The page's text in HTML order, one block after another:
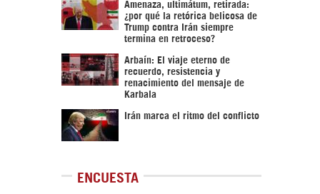
Amenaza, ultimátum, retirada:
¿por qué la retórica belicosa de
Trump contra Irán siempre
termina en retroceso?
Arbaín: El viaje eterno de
recuerdo, resistencia y
renacimiento del mensaje de
Karbala
Irán marca el ritmo del conflicto
ENCUESTA